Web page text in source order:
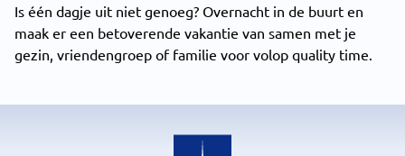
Is één dagje uit niet genoeg? Overnacht in de buurt en
maak er een betoverende vakantie van samen met je
gezin, vriendengroep of familie voor volop quality time.